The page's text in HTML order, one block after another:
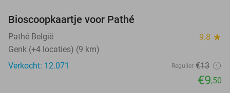
Bioscoopkaartje voor Pathé
Pathé België 9.8 star
Genk (+4 locaties) (9 km)
Verkocht: 12.071
Regulier €13
€9,50